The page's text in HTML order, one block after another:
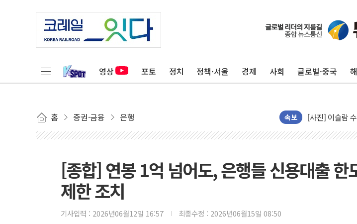
영상 포토 정치 정책·서울 경제 사회 글로벌·중국
홈 증권·금융 은행 속보
뉴욕증시 프리
뉴욕증시 개장
보훈부, 미
특정 정치인 측
李 "해남 태양
李 대통령, '6
트럼프, 中 겨
[종합] 연봉 1억 넘어도, 은행들 신용대출
제한 조치
기사입력 : 2026년06월12일 16:57 최종수정 : 2026년06월15일 08:50